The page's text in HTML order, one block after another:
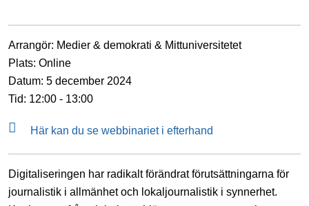
Arrangör: Medier & demokrati & Mittuniversitetet
Plats: Online
Datum: 5 december 2024
Tid: 12:00 - 13:00
Här kan du se webbinariet i efterhand
Digitaliseringen har radikalt förändrat förutsättningarna för
journalistik i allmänhet och lokaljournalistik i synnerhet.